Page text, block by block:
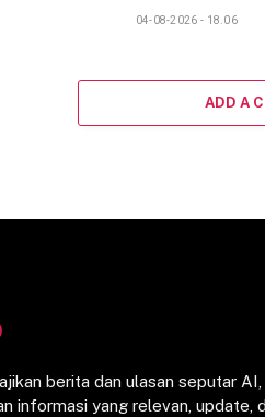
04-08-2026 - 18.06
ADD A
berita dan ulasan seputar
informasi yang relevan,